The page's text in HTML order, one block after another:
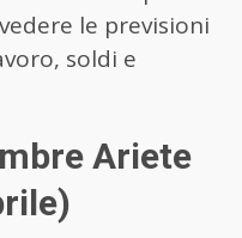
le previsioni
soldi e
Ariete